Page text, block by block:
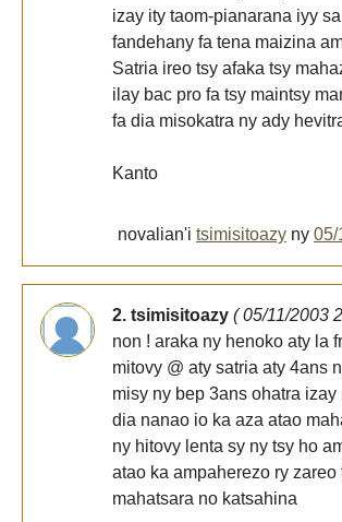
izay ity taom-pianarana iyy
fandehany fa tena maizina
Satria ireo tsy afaka tsy
ilay bac pro fa tsy maintsy
fa dia misokatra ny ady
Kanto
novalian'i tsimisitoazy ny 05/
2. tsimisitoazy ( 05/11/2003
non ! araka ny henoko aty la
mitovy @ aty satria aty 4ans
misy ny bep 3ans ohatra izay
dia nanao io ka aza atao
ny hitovy lenta sy ny tsy ho
atao ka ampaherezo ry zareo
mahatsara no katsahina